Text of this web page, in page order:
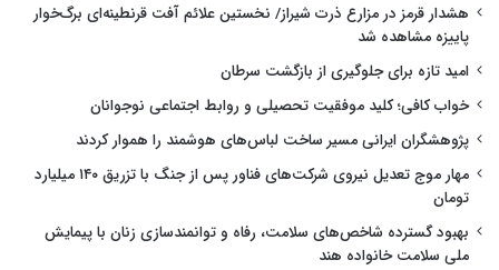
هشدار قرمز در مزارع ذرت شیراز/ نخستین علائم آفت قرنطینه‌ای برگ‌خوار
پاییزه مشاهده شد
امید تازه برای جلوگیری از بازگشت سرطان
خواب کافی؛ کلید موفقیت تحصیلی و روابط اجتماعی نوجوانان
پژوهشگران ایرانی مسیر ساخت لباس‌های هوشمند را هموار کردند
مهار موج تعدیل نیروی شرکت‌های فناور پس از جنگ با تزریق ۱۴۰ میلیارد
تومان
بهبود گسترده شاخص‌های سلامت، رفاه و توانمندسازی زنان با پیمایش
ملی سلامت خانواده هند